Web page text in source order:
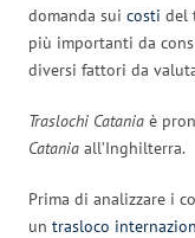
domanda sui costi del
più importanti da
diversi fattori da
Traslochi Catania è
Catania all’Inghilterra.
Prima di analizzare i
un trasloco